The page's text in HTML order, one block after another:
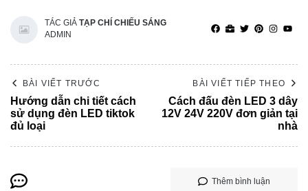
TÁC GIẢ TẠP CHÍ CHIẾU SÁNG
ADMIN
BÀI VIẾT TRƯỚC
Hướng dẫn chi tiết cách
sử dụng đèn LED tiktok
đủ loại
BÀI VIẾT TIẾP THEO
Cách đấu đèn LED 3 dây
12V 24V 220V đơn giản tại
nhà
Thêm bình luận